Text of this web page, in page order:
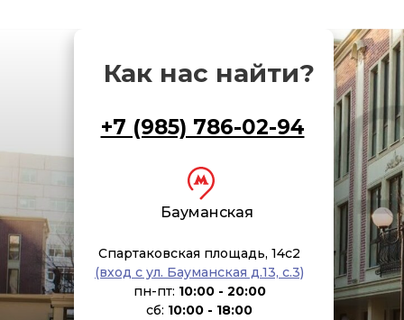
Как нас найти?
Спартаковская площадь, 14с2
(вход с ул. Бауманская д.13, с.3)
пн-пт: 10:00 - 20:00
сб: 10:00 - 18:00
Бауманская
+7 (985) 786-02-94